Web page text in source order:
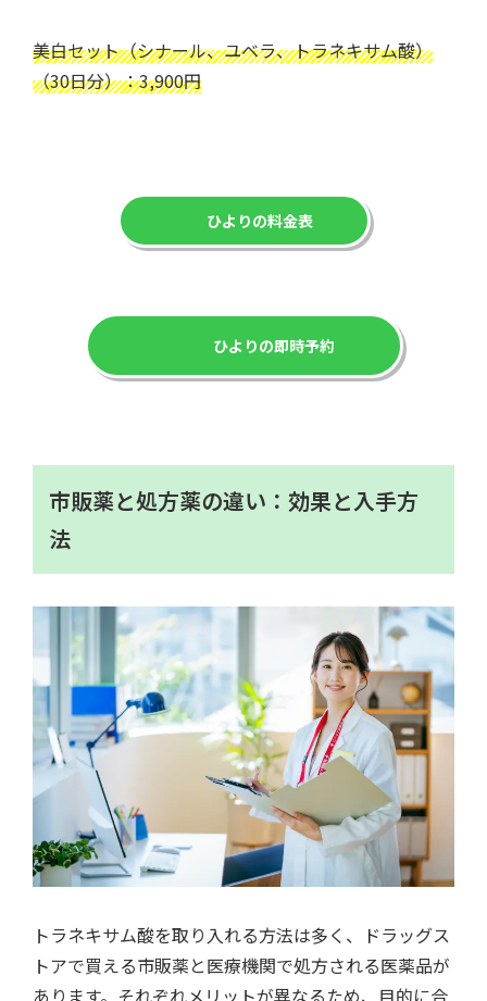
美白セット（シナール、ユベラ、トラネキサム酸）
（30日分）：3,900円
ひよりの料金表
ひよりの即時予約
市販薬と処方薬の違い：効果と入手方
法
トラネキサム酸を取り入れる方法は多く、ドラッグス
トアで買える市販薬と医療機関で処方される医薬品が
あります。それぞれメリットが異なるため、目的に合